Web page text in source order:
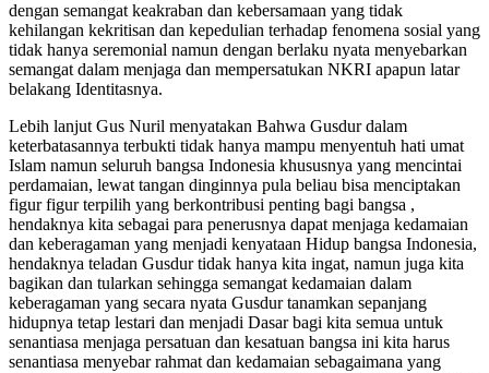
dengan semangat keakraban dan kebersamaan yang tidak
kehilangan kekritisan dan kepedulian terhadap fenomena sosial yang
tidak hanya seremonial namun dengan berlaku nyata menyebarkan
semangat dalam menjaga dan mempersatukan NKRI apapun latar
belakang Identitasnya.
Lebih lanjut Gus Nuril menyatakan Bahwa Gusdur dalam
keterbatasannya terbukti tidak hanya mampu menyentuh hati umat
Islam namun seluruh bangsa Indonesia khususnya yang mencintai
perdamaian, lewat tangan dinginnya pula beliau bisa menciptakan
figur figur terpilih yang berkontribusi penting bagi bangsa ,
hendaknya kita sebagai para penerusnya dapat menjaga kedamaian
dan keberagaman yang menjadi kenyataan Hidup bangsa Indonesia,
hendaknya teladan Gusdur tidak hanya kita ingat, namun juga kita
bagikan dan tularkan sehingga semangat kedamaian dalam
keberagaman yang secara nyata Gusdur tanamkan sepanjang
hidupnya tetap lestari dan menjadi Dasar bagi kita semua untuk
senantiasa menjaga persatuan dan kesatuan bangsa ini kita harus
senantiasa menyebar rahmat dan kedamaian sebagaimana yang